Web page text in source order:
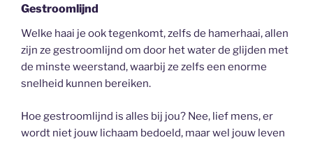
Gestroomlijnd
Welke haai je ook tegenkomt, zelfs de hamerhaai, allen
zijn ze gestroomlijnd om door het water de glijden met
de minste weerstand, waarbij ze zelfs een enorme
snelheid kunnen bereiken.
Hoe gestroomlijnd is alles bij jou? Nee, lief mens, er
wordt niet jouw lichaam bedoeld, maar wel jouw leven